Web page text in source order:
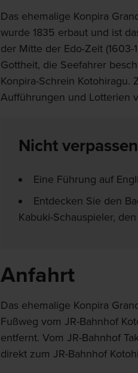
Das ehemalige Konpira
wurde 1835 erbaut und ist
der Mitte der Edo-Zeit
Gottheit, die Seefahrer
Konpira-Schrein
Aufführungen und Lotterien
Nicht verpassen
Eine Führung auf
Entdecken Sie den
Kabuki-Schauspieler,
Anfahrt
Das ehemalige Konpira
Fußweg vom JR-Bahnhof
entfernt. Vom JR-Bahnhof
direkt zum JR-Bahnhof